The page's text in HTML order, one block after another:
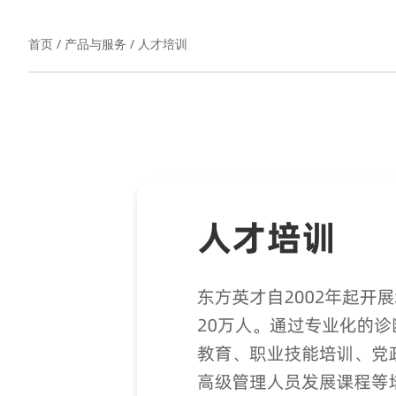
首页 / 产品与服务 / 人才培训